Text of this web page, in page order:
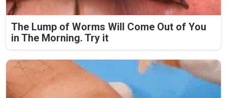
The Lump of Worms Will Come Out of You
in The Morning. Try it